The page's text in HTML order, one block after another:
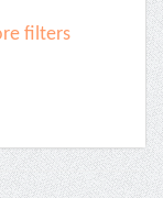
filters